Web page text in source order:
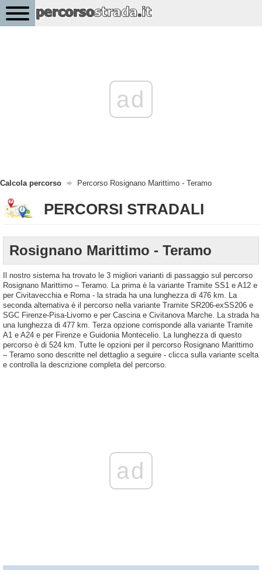
ad
Calcola percorso Percorso Rosignano Marittimo - Teramo
PERCORSI STRADALI
Rosignano Marittimo - Teramo
Il nostro sistema ha trovato le 3 migliori varianti di passaggio sul percorso
Rosignano Marittimo – Teramo. La prima è la variante Tramite SS1 e A12 e
per Civitavecchia e Roma - la strada ha una lunghezza di 476 km. La
seconda alternativa è il percorso nella variante Tramite SR206-exSS206 e
SGC Firenze-Pisa-Livorno e per Cascina e Civitanova Marche. La strada ha
una lunghezza di 477 km. Terza opzione corrisponde alla variante Tramite
A1 e A24 e per Firenze e Guidonia Montecelio. La lunghezza di questo
percorso è di 524 km. Tutte le opzioni per il percorso Rosignano Marittimo
– Teramo sono descritte nel dettaglio a seguire - clicca sulla variante scelta
e controlla la descrizione completa del percorso.
ad